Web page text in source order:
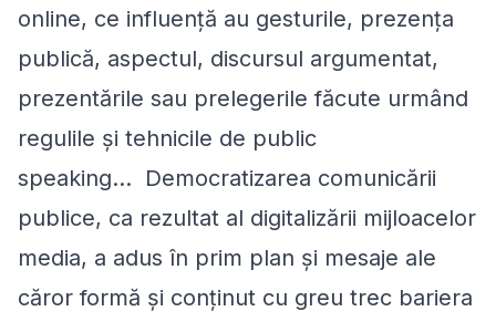
online, ce influență au gesturile, prezența
publică, aspectul, discursul argumentat,
prezentările sau prelegerile făcute urmând
regulile și tehnicile de public
speaking… Democratizarea comunicării
publice, ca rezultat al digitalizării mijloacelor
media, a adus în prim plan și mesaje ale
căror formă și conținut cu greu trec bariera